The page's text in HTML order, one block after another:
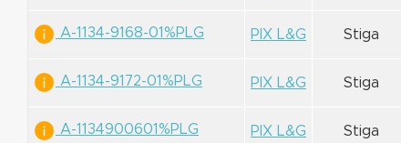
A-1134-9168-01%PLG PIX L&G Stiga
A-1134-9172-01%PLG PIX L&G Stiga
A-1134900601%PLG PIX L&G Stiga